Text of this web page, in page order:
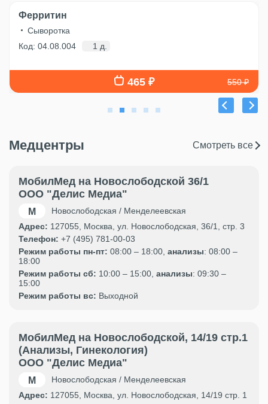
Ферритин
Сыворотка
Код: 04.08.004
1 д.
465 ₽ 550 ₽
Медцентры Смотреть все
МобилМед на Новослободской 36/1
ООО "Делис Медиа"
Новослободская / Менделеевская
Адрес: 127055, Москва, ул. Новослободская, 36/1, стр. 3
Телефон: +7 (495) 781-00-03
Режим работы пн-пт: 08:00 – 18:00, анализы: 08:00 –
18:00
Режим работы сб: 10:00 – 15:00, анализы: 09:30 –
15:00
Режим работы вс: Выходной
МобилМед на Новослободской, 14/19 стр.1
(Анализы, Гинекология)
ООО "Делис Медиа"
Новослободская / Менделеевская
Адрес: 127055, Москва, ул. Новослободская, 14/19 стр. 1